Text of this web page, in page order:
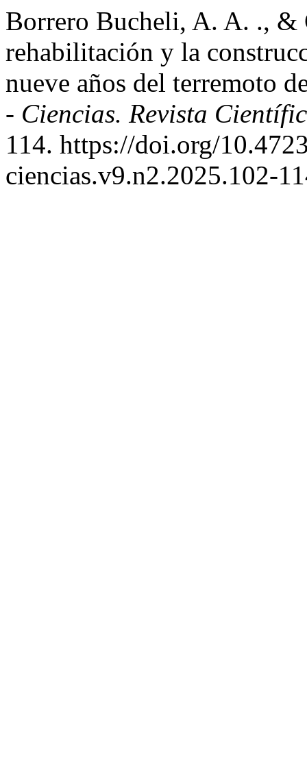
Borrero Bucheli, A. A. ., &
rehabilitación y la
nueve años del terremoto
- Ciencias. Revista
114. https://doi.org/
ciencias.v9.n2.2025.102-